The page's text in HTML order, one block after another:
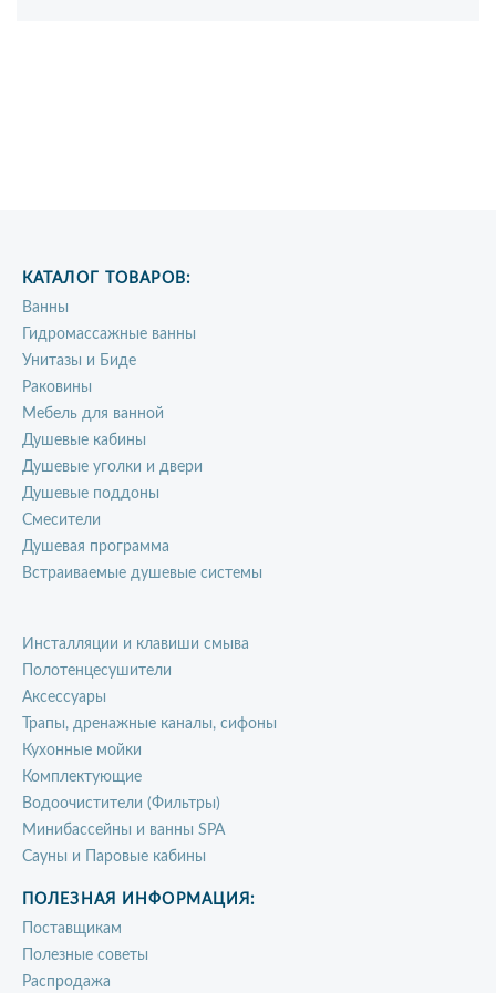
КАТАЛОГ ТОВАРОВ:
Ванны
Гидромассажные ванны
Унитазы и Биде
Раковины
Мебель для ванной
Душевые кабины
Душевые уголки и двери
Душевые поддоны
Смесители
Душевая программа
Встраиваемые душевые системы
Инсталляции и клавиши смыва
Полотенцесушители
Аксессуары
Трапы, дренажные каналы, сифоны
Кухонные мойки
Комплектующие
Водоочистители (Фильтры)
Минибассейны и ванны SPA
Сауны и Паровые кабины
ПОЛЕЗНАЯ ИНФОРМАЦИЯ:
Поставщикам
Полезные советы
Распродажа